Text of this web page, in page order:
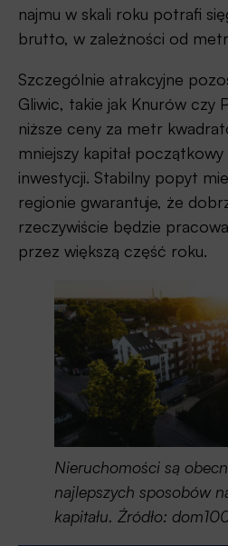
najmu w skali roku potrafi
brutto, w zależności od
Szczególnie atrakcyjne
Gliwic, takie jak Knurów czy
niższe ceny za metr
mniejszy kapitał
inwestycji. Stabilny popyt
regionie gwarantuje, że
rzeczywiście będzie
przez większą część roku.
Nieruchomości są
najlepszych sposobów
kapitału. Źródło: